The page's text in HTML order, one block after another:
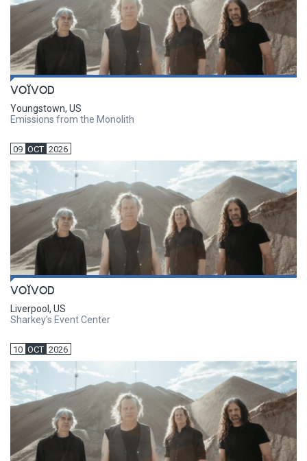
VOÏVOD
Youngstown, US
Emissions from the Monolith
09 OCT 2026
VOÏVOD
Liverpool, US
Sharkey's Event Center
10 OCT 2026